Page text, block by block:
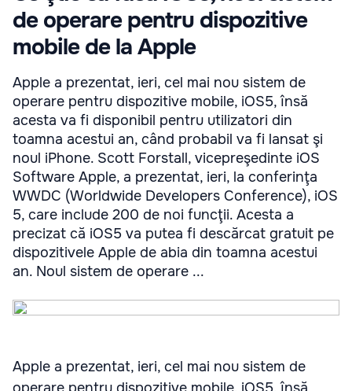
de operare pentru dispozitive
mobile de la Apple
Apple a prezentat, ieri, cel mai nou sistem de
operare pentru dispozitive mobile, iOS5, însă
acesta va fi disponibil pentru utilizatori din
toamna acestui an, când probabil va fi lansat şi
noul iPhone. Scott Forstall, vicepreşedinte iOS
Software Apple, a prezentat, ieri, la conferinţa
WWDC (Worldwide Developers Conference), iOS
5, care include 200 de noi funcţii. Acesta a
precizat că iOS5 va putea fi descărcat gratuit pe
dispozitivele Apple de abia din toamna acestui
an. Noul sistem de operare ...
Apple a prezentat, ieri, cel mai nou sistem de